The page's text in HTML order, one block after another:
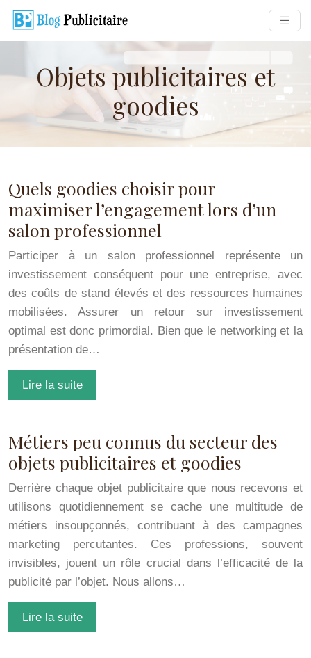
Objets publicitaires et
goodies
Quels goodies choisir pour
maximiser l’engagement lors d’un
salon professionnel
Participer à un salon professionnel représente un
investissement conséquent pour une entreprise, avec
des coûts de stand élevés et des ressources humaines
mobilisées. Assurer un retour sur investissement
optimal est donc primordial. Bien que le networking et la
présentation de…
Lire la suite
Métiers peu connus du secteur des
objets publicitaires et goodies
Derrière chaque objet publicitaire que nous recevons et
utilisons quotidiennement se cache une multitude de
métiers insoupçonnés, contribuant à des campagnes
marketing percutantes. Ces professions, souvent
invisibles, jouent un rôle crucial dans l’efficacité de la
publicité par l’objet. Nous allons…
Lire la suite